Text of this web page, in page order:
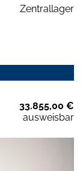
Zentrallager
33.855,00 €
ausweisbar